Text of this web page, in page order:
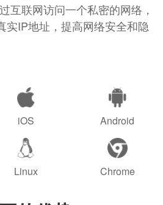
互联网访问一个私密的网络，
实IP地址，提高网络安全和隐
iOS Android
Linux Chrome